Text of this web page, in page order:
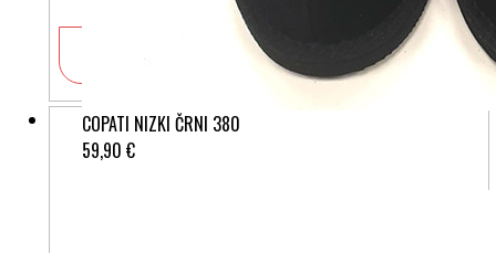
COPATI NIZKI ČRNI 380
59,90 €